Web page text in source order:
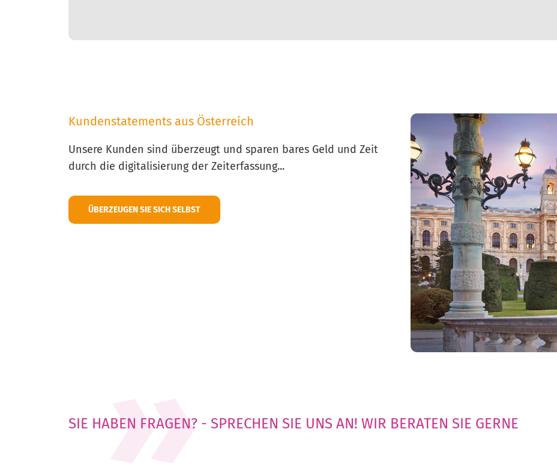
Kundenstatements aus Österreich
Unsere Kunden sind überzeugt und sparen bares Geld und Zeit
durch die digitalisierung der Zeiterfassung...
ÜBERZEUGEN SIE SICH SELBST
SIE HABEN FRAGEN? - SPRECHEN SIE UNS AN! WIR BERATEN SIE GERNE